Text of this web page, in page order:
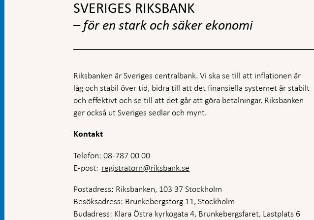
SVERIGES RIKSBANK
– för en stark och säker ekonomi
Riksbanken är Sveriges centralbank. Vi ska se till att inflationen är
låg och stabil över tid, bidra till att det finansiella systemet är stabilt
och effektivt och se till att det går att göra betalningar. Riksbanken
ger också ut Sveriges sedlar och mynt.
Kontakt
Telefon: 08-787 00 00
E-post: registratorn@riksbank.se
Postadress: Riksbanken, 103 37 Stockholm
Besöksadress: Brunkebergstorg 11, Stockholm
Budadress: Klara Östra kyrkogata 4, Brunkebergsfaret, Lastplats 6